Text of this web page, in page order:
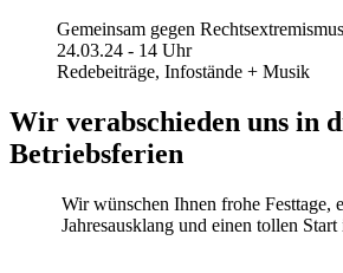
Gemeinsam gegen
24.03.24 - 14 Uhr
Redebeiträge, Infostände + Musik
Wir verabschieden uns in
Betriebsferien
Wir wünschen Ihnen frohe Festtage,
Jahresausklang und einen tollen